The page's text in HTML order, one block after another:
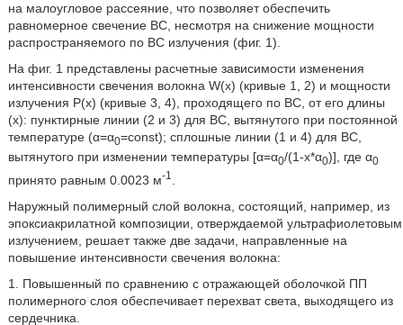
на малоугловое рассеяние, что позволяет обеспечить
равномерное свечение ВС, несмотря на снижение мощности
распространяемого по ВС излучения (фиг. 1).
На фиг. 1 представлены расчетные зависимости изменения
интенсивности свечения волокна W(x) (кривые 1, 2) и мощности
излучения Р(х) (кривые 3, 4), проходящего по ВС, от его длины
(х): пунктирные линии (2 и 3) для ВС, вытянутого при постоянной
температуре (α=α0=const); сплошные линии (1 и 4) для ВС,
вытянутого при изменении температуры [α=α0/(1-х*α0)], где α0
принято равным 0.0023 м-1
Наружный полимерный слой волокна, состоящий, например, из
эпоксиакрилатной композиции, отверждаемой ультрафиолетовым
излучением, решает также две задачи, направленные на
повышение интенсивности свечения волокна:
1. Повышенный по сравнению с отражающей оболочкой ПП
полимерного слоя обеспечивает перехват света, выходящего из
сердечника.